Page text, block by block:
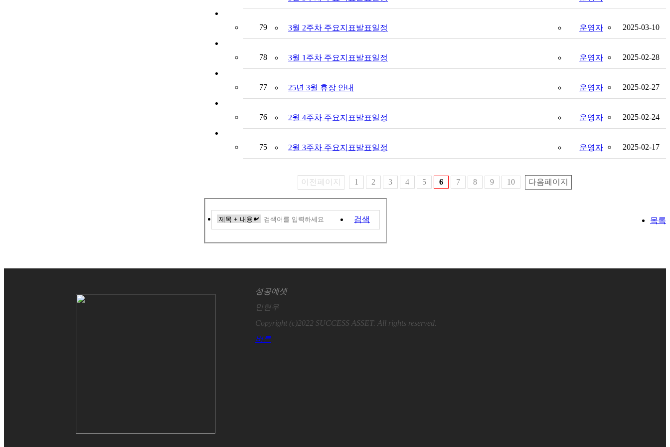
79 3월 2주차 주요지표발표일정 운영자 2025-03-10
78 3월 1주차 주요지표발표일정 운영자 2025-02-28
77 25년 3월 휴장 안내 운영자 2025-02-27
76 2월 4주차 주요지표발표일정 운영자 2025-02-24
75 2월 3주차 주요지표발표일정 운영자 2025-02-17
이전페이지 1 2 3 4 5 6 7 8 9 10 다음페이지
검색 목록
성공에셋
민현우
Copyright (c)2022 SUCCESS ASSET. All rights reserved.
버튼